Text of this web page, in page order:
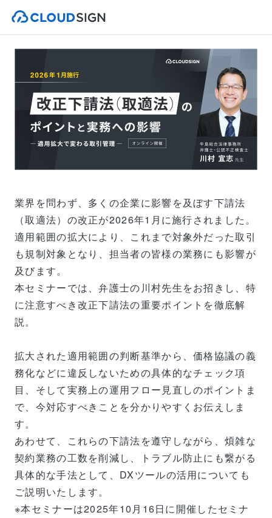
業界を問わず、多くの企業に影響を及ぼす下請法
（取適法）の改正が2026年1月に施行されました。
適用範囲の拡大により、これまで対象外だった取引
も規制対象となり、担当者の皆様の業務にも影響が
及びます。
本セミナーでは、弁護士の川村先生をお招きし、特
に注意すべき改正下請法の重要ポイントを徹底解
説。
拡大された適用範囲の判断基準から、価格協議の義
務化などに違反しないための具体的なチェック項
目、そして実務上の運用フロー見直しのポイントま
で、今対応すべきことを分かりやすくお伝えしま
す。
あわせて、これらの下請法を遵守しながら、煩雑な
契約業務の工数を削減し、トラブル防止にも繋がる
具体的な手法として、DXツールの活用についても
ご説明いたします。
※本セミナーは2025年10月16日に開催したセミナ